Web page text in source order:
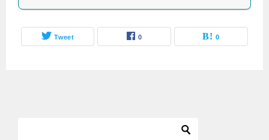
Tweet 0 0